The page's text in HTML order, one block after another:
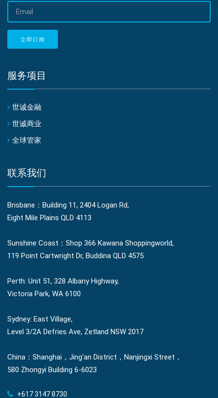
立即订阅
服务项目
世诚金融
世诚商业
全球管家
联系我们
Brisbane：Building 11, 2404 Logan Rd,
Eight Mile Plains QLD 4113
Sunshine Coast：Shop 366 Kawana Shoppingworld,
119 Point Cartwright Dr, Buddina QLD 4575
Perth: Unit 51, 328 Albany Highway,
Victoria Park, WA 6100
Sydney: East Village,
Level 3/2A Defries Ave, Zetland NSW 2017
China：Shanghai，Jing‘an District，Nanjingxi Street，
580 Zhongyi Building 6-6023
+617 3147 8730